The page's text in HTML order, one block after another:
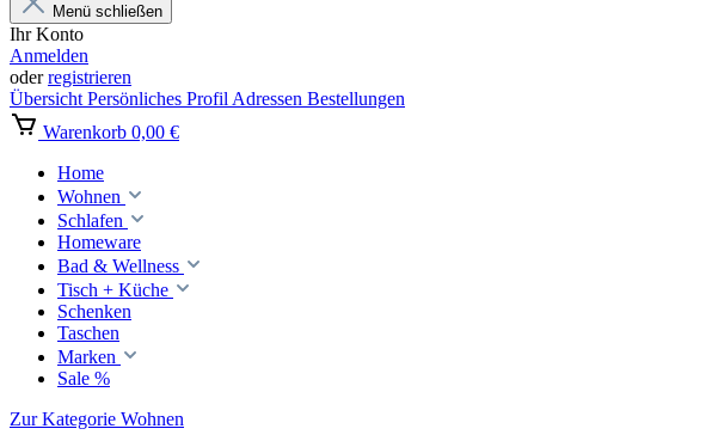
Menü schließen
Ihr Konto
Anmelden
oderregistrieren
Übersicht Persönliches Profil Adressen Bestellungen
Warenkorb 0,00 €
Home
Wohnen
Schlafen
Homeware
Bad & Wellness
Tisch + Küche
Schenken
Taschen
Marken
Sale %
Zur Kategorie Wohnen